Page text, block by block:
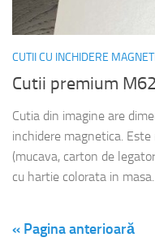
CUTII CU INCHIDERE
Cutii premium
Cutia din imagine are
inchidere magnetica.
(mucava, carton de
cu hartie colorata in masa....
« Pagina anterioară